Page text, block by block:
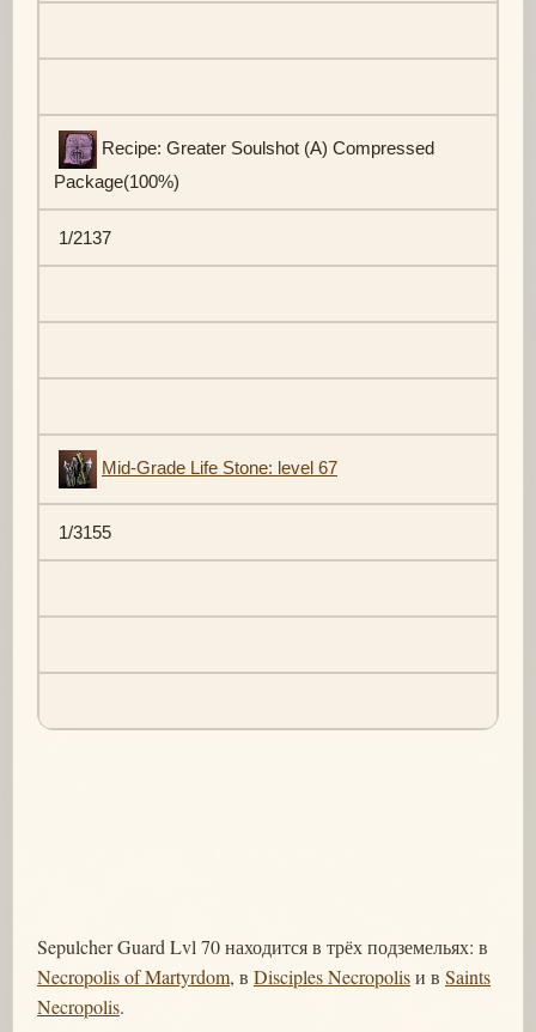
Recipe: Greater Soulshot (A) Compressed
Package(100%)
1/2137
Mid-Grade Life Stone: level 67
1/3155
Sepulcher Guard Lvl 70 находится в трёх подземельях: в
Necropolis of Martyrdom, в Disciples Necropolisи в Saints
Necropolis.